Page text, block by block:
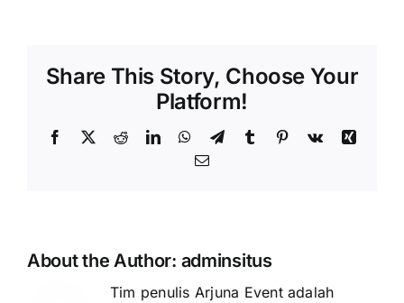
Share This Story, Choose Your
Platform!
Facebook
X RedditLinkedInWhatsApp
TelegramTumblr Pinterest
Vk
Xing
Email
About the Author: adminsitus
Tim penulis Arjuna Event adalah